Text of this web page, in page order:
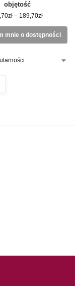
objętość
zł – 189,70zł
mnie o dostępności